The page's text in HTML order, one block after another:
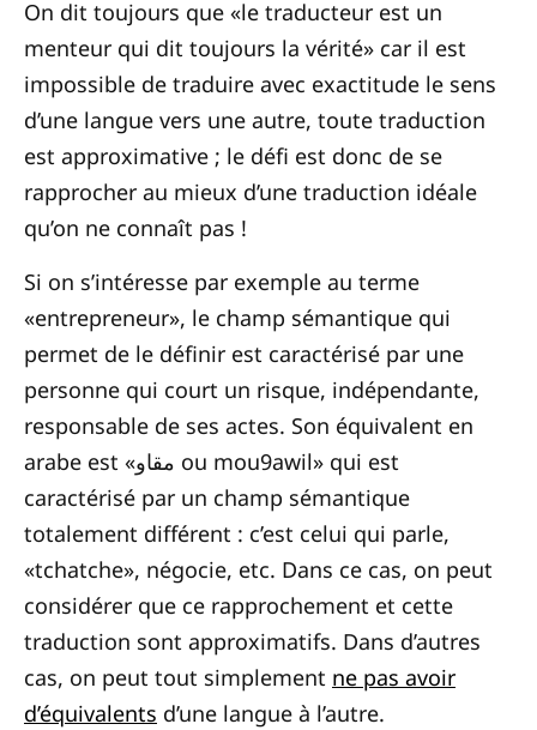
On dit toujours que «le traducteur est un
menteur qui dit toujours la vérité» car il est
impossible de traduire avec exactitude le sens
d’une langue vers une autre, toute traduction
est approximative ; le défi est donc de se
rapprocher au mieux d’une traduction idéale
qu’on ne connaît pas !
Si on s’intéresse par exemple au terme
«entrepreneur», le champ sémantique qui
permet de le définir est caractérisé par une
personne qui court un risque, indépendante,
responsable de ses actes. Son équivalent en
arabe est «مقاو ou mou9awil» qui est
caractérisé par un champ sémantique
totalement différent : c’est celui qui parle,
«tchatche», négocie, etc. Dans ce cas, on peut
considérer que ce rapprochement et cette
traduction sont approximatifs. Dans d’autres
cas, on peut tout simplement ne pas avoir
d’équivalents d’une langue à l’autre.